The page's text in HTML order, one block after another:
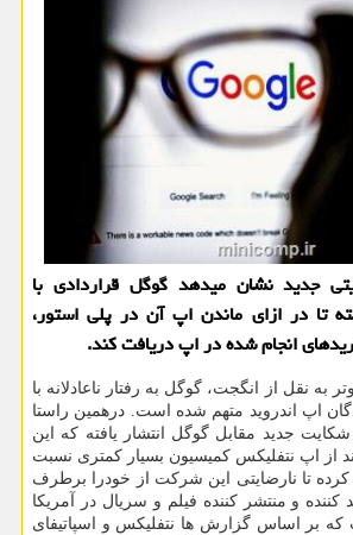
جدید نشان میدهد گوگل قراردادی با
تا در ازای ماندن اپ آن در پلی استور،
انجام شده در اپ دریافت کند.
به نقل از انگجت، گوگل به رفتار ناعادلانه با
اپ اندروید متهم شده است. درهمین راستا
جدید مقابل گوگل انتشار یافته که این
از اپ نتفلیکس کمیسیون بسیار کمتری نسبت
کرده تا نارضایتی این شرکت از خودرا برطرف
کننده و منتشر کننده فیلم و سریال در آمریکا
بر اساس گزارش ها نتفلیکس و اسپاتیفای